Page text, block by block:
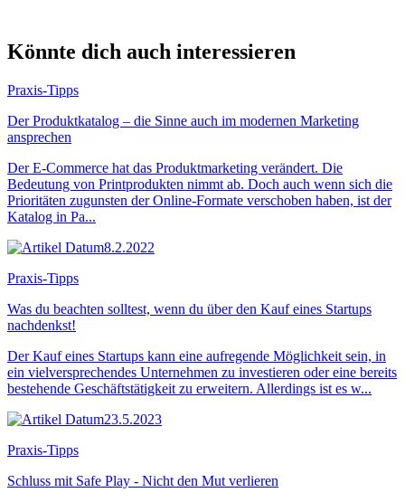
Könnte dich auch interessieren
Praxis-Tipps
Der Produktkatalog – die Sinne auch im modernen Marketing
ansprechen
Der E-Commerce hat das Produktmarketing verändert. Die
Bedeutung von Printprodukten nimmt ab. Doch auch wenn sich die
Prioritäten zugunsten der Online-Formate verschoben haben, ist der
Katalog in Pa...
8.2.2022
Praxis-Tipps
Was du beachten solltest, wenn du über den Kauf eines Startups
nachdenkst!
Der Kauf eines Startups kann eine aufregende Möglichkeit sein, in
ein vielversprechendes Unternehmen zu investieren oder eine bereits
bestehende Geschäftstätigkeit zu erweitern. Allerdings ist es w...
23.5.2023
Praxis-Tipps
Schluss mit Safe Play - Nicht den Mut verlieren